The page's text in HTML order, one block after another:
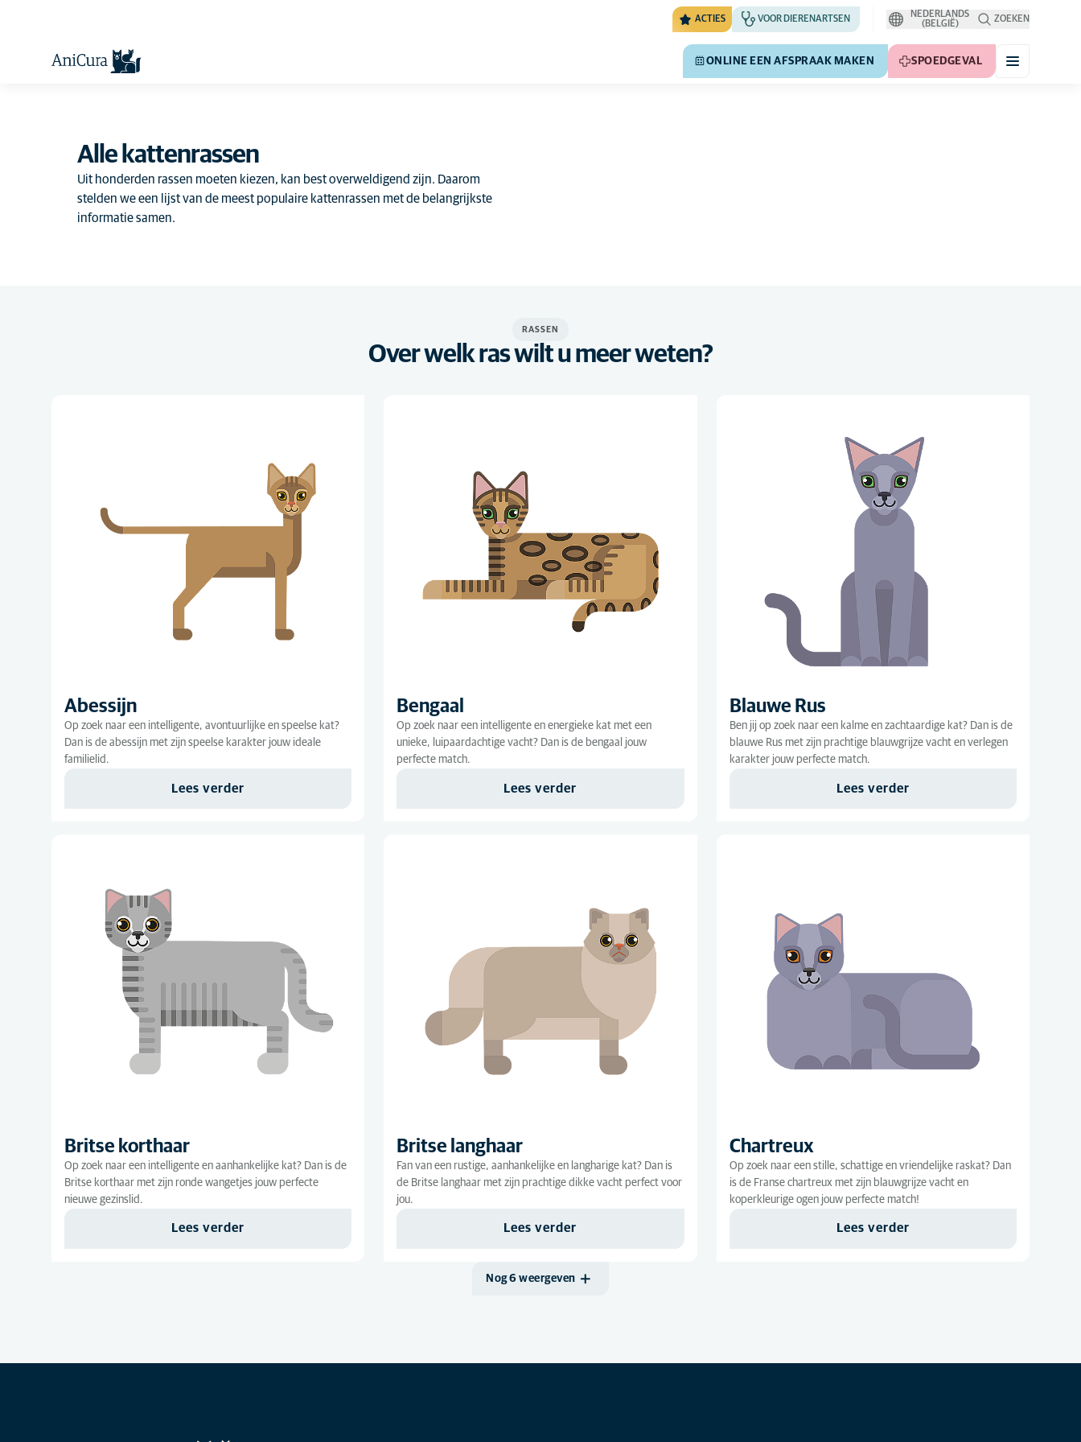
ACTIES VOOR DIERENARTSEN
NEDERLANDS
(BELGIË)
ZOEKEN
ONLINE EEN AFSPRAAK MAKEN SPOEDGEVAL
Alle kattenrassen
Uit honderden rassen moeten kiezen, kan best overweldigend zijn. Daarom
stelden we een lijst van de meest populaire kattenrassen met de belangrijkste
informatie samen.
RASSEN
Over welk ras wilt u meer weten?
Abessijn
Op zoek naar een intelligente, avontuurlijke en speelse kat?
Dan is de abessijn met zijn speelse karakter jouw ideale
familielid.
Lees verder
Bengaal
Op zoek naar een intelligente en energieke kat met een
unieke, luipaardachtige vacht? Dan is de bengaal jouw
perfecte match.
Lees verder
Blauwe Rus
Ben jij op zoek naar een kalme en zachtaardige kat? Dan is de
blauwe Rus met zijn prachtige blauwgrijze vacht en verlegen
karakter jouw perfecte match.
Lees verder
Britse korthaar
Op zoek naar een intelligente en aanhankelijke kat? Dan is de
Britse korthaar met zijn ronde wangetjes jouw perfecte
nieuwe gezinslid.
Lees verder
Britse langhaar
Fan van een rustige, aanhankelijke en langharige kat? Dan is
de Britse langhaar met zijn prachtige dikke vacht perfect voor
jou.
Lees verder
Chartreux
Op zoek naar een stille, schattige en vriendelijke raskat? Dan
is de Franse chartreux met zijn blauwgrijze vacht en
koperkleurige ogen jouw perfecte match!
Lees verder
Nog 6 weergeven